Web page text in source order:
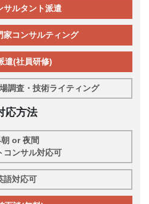
サルタント派遣
家コンサルティング
遣(社員研修)
調査・技術ライティング
応方法
or 夜間
コンサル対応可
語対応可